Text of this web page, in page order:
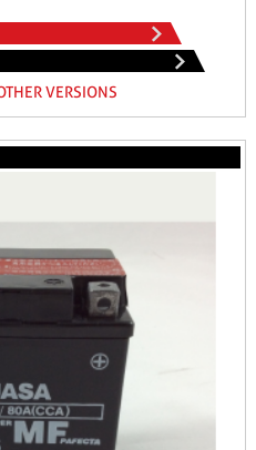
VERSIONS